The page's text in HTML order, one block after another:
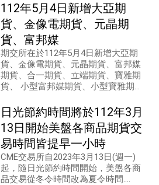
112年5月4日新增大亞期
貨、金像電期貨、元晶期
貨、富邦媒
期交所在於112年5月4日新增大亞期
貨、金像電期貨、元晶期貨、富邦媒
期貨、合一期貨、立端期貨、寶雅期
貨、 小型富邦媒期貨、小型寶雅期貨
日光節約時間將於112年3月
13日開始美盤各商品期貨交
易時間皆提早一小時
CME交易所自2023年3月13日(週一)
起，隨日光節約時間開始，美盤各商
品交易從冬令時間改為夏令時間....